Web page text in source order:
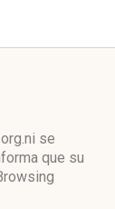
se
que su